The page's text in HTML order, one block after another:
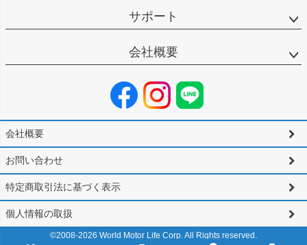
サポート
会社概要
会社概要
お問い合わせ
特定商取引法に基づく表示
個人情報の取扱
©2008-2026 World Motor Life Corp. All Rights reserved.